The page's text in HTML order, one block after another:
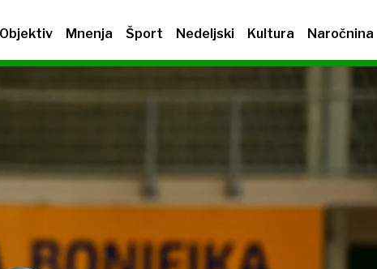
Objektiv Mnenja Šport Nedeljski Kultura Naročnina